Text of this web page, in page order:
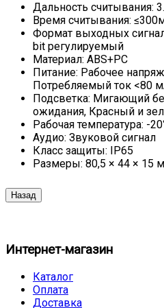
Дальность считывания:
Время считывания:
Формат выходных
bit регулируемый
Материал: ABS+PC
Питание: Рабочее
Потребляемый ток <80
Подсветка: Мигающий
ожидания, Красный и
Рабочая температура: -
Аудио: Звуковой сигнал
Класс защиты: IP65
Размеры: 80,5 × 44 × 15
Интернет-магазин
Каталог
Оплата
Доставка